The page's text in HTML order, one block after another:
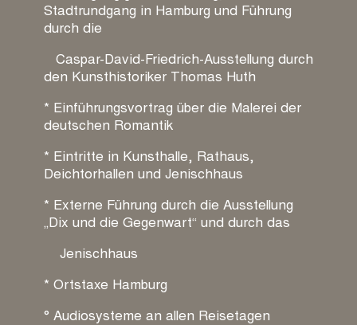
Stadtrundgang in Hamburg und Führung
durch die
Caspar-David-Friedrich-Ausstellung durch
den Kunsthistoriker Thomas Huth
* Einführungsvortrag über die Malerei der
deutschen Romantik
* Eintritte in Kunsthalle, Rathaus,
Deichtorhallen und Jenischhaus
* Externe Führung durch die Ausstellung
„Dix und die Gegenwart“ und durch das
Jenischhaus
* Ortstaxe Hamburg
° Audiosysteme an allen Reisetagen